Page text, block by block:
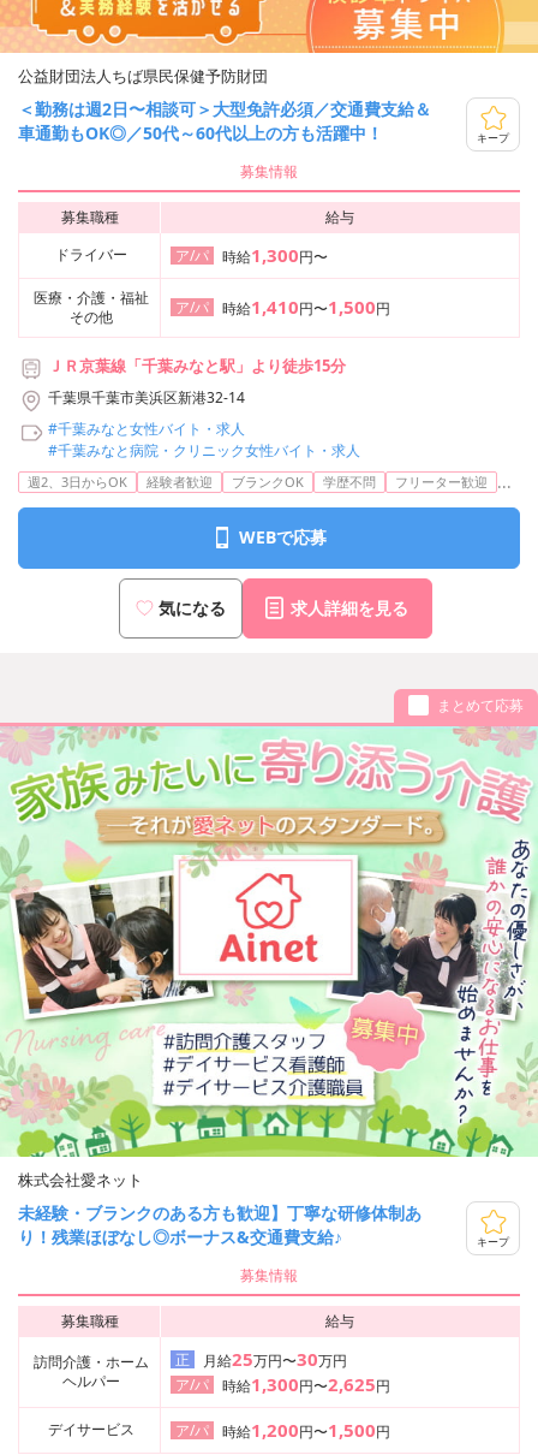
公益財団法人ちば県民保健予防財団
＜勤務は週2日〜相談可＞大型免許必須／交通費支給＆
車通勤もOK◎／50代～60代以上の方も活躍中！
キープ
募集情報
募集職種
給与
ドライバー
ア/パ 時給1,300円〜
医療・介護・福祉
その他
ア/パ 時給1,410円〜1,500円
ＪＲ京葉線「千葉みなと駅」より徒歩15分
千葉県千葉市美浜区新港32-14
#千葉みなと女性バイト・求人
#千葉みなと病院・クリニック女性バイト・求人
週2、3日からOK 経験者歓迎 ブランクOK 学歴不問 フリーター歓迎 ...
WEBで応募
気になる 求人詳細を見る
まとめて応募
株式会社愛ネット
未経験・ブランクのある方も歓迎】丁寧な研修体制あ
り！残業ほぼなし◎ボーナス&交通費支給♪
キープ
募集情報
募集職種
給与
訪問介護・ホーム
ヘルパー
正 月給25万円〜30万円
ア/パ
時給1,300円〜2,625円
デイサービス ア/パ 時給1,200円〜1,500円